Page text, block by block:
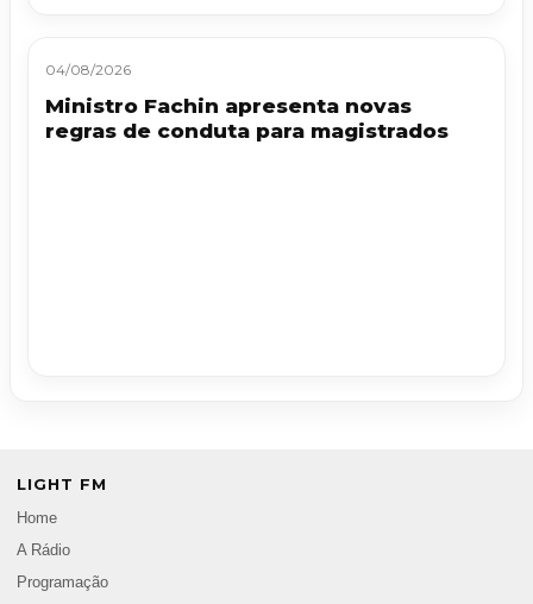
04/08/2026
Ministro Fachin apresenta novas
regras de conduta para magistrados
LIGHT FM
Home
A Rádio
Programação